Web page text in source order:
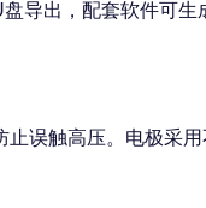
导出，配套软件可生
误触高压。电极采